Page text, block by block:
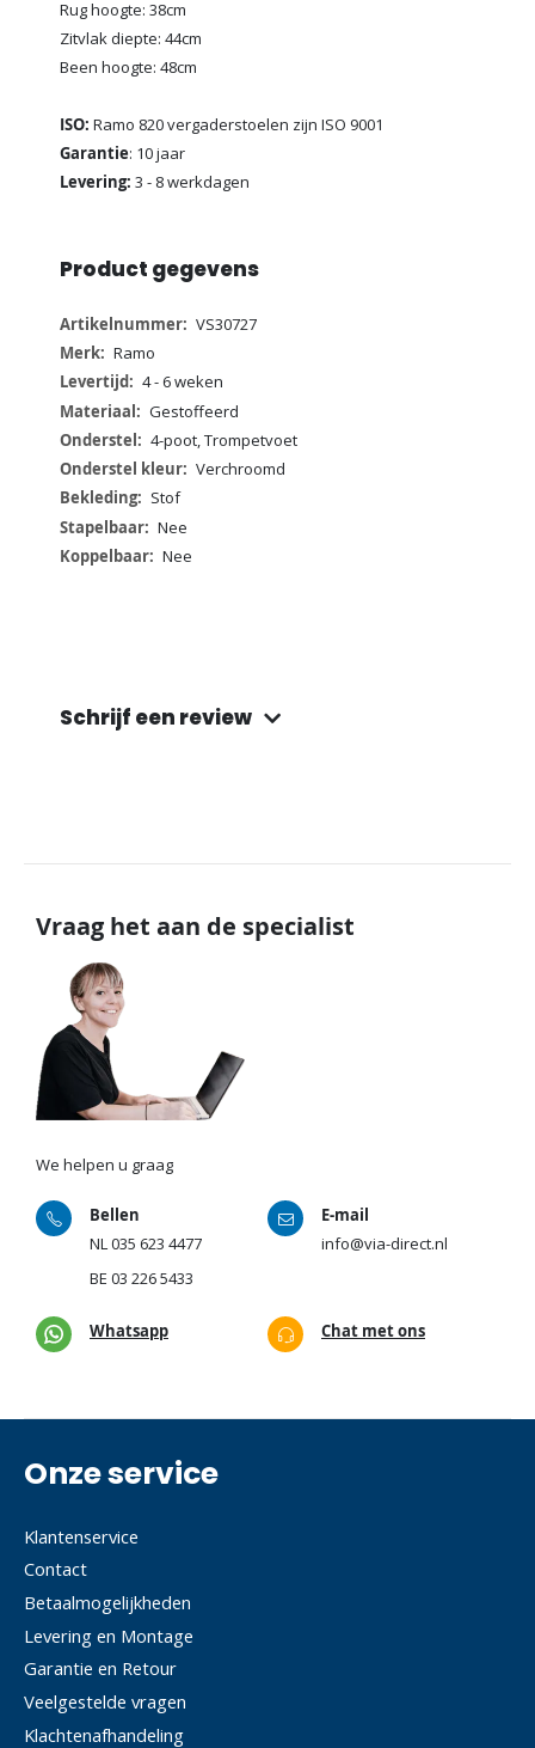
Rug hoogte: 38cm
Zitvlak diepte: 44cm
Been hoogte: 48cm
ISO: Ramo 820 vergaderstoelen zijn ISO 9001
Garantie: 10 jaar
Levering: 3 - 8 werkdagen
Product gegevens
Meer
informatie
VS30727
Ramo
4 - 6 weken
Gestoffeerd
4-poot, Trompetvoet
Verchroomd
Stof
Nee
Nee
Schrijf een review
Vraag het aan de specialist
We helpen u graag
Bellen
NL035 623 4477
BE 03 226 5433
E-mail
info@via-direct.nl
Whatsapp Chat met ons
Onze service
Klantenservice
Contact
Betaalmogelijkheden
Levering en Montage
Garantie en Retour
Veelgestelde vragen
Klachtenafhandeling